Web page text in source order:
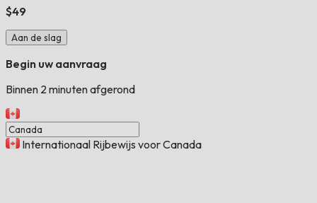
$49
Aan de slag
Begin uw aanvraag
Binnen 2 minuten afgerond
Internationaal Rijbewijs voor Canada